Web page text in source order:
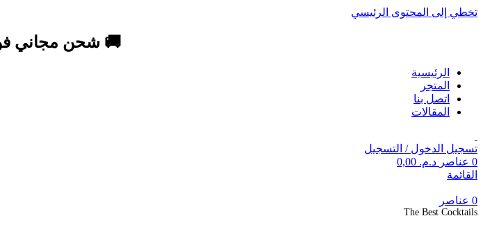
تخطي إلى المحتوى الرئيسي
🚚 شحن مجاني فوق 300
الرئيسية
المتجر
اتصل بنا
المقالات
تسجيل الدخول / التسجيل
0 عناصر د.م.
القائمة
0 عناصر
The Best Cocktails